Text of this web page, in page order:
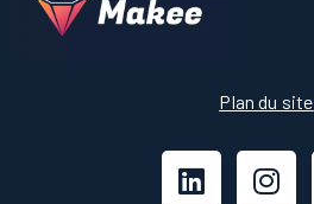
Plan du site